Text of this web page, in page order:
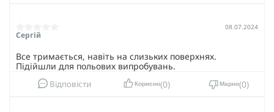
Сергій
08.07.2024
Все тримається, навіть на слизьких поверхнях.
Підійшли для польових випробувань.
Відповісти Корисно 0 Марно 0